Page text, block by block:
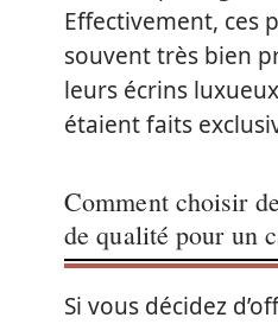
Effectivement, ces
souvent très bien
leurs écrins
étaient faits
Comment choisir
de qualité pour un
Si vous décidez